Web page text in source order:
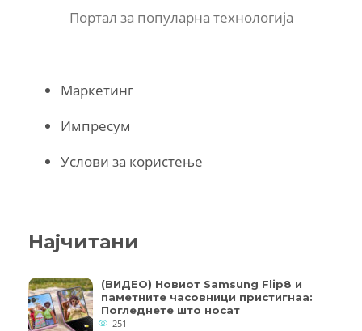
Портал за популарна технологија
Маркетинг
Импресум
Услови за користење
Најчитани
(ВИДЕО) Новиот Samsung Flip8 и
паметните часовници пристигнаа:
Погледнете што носат
251